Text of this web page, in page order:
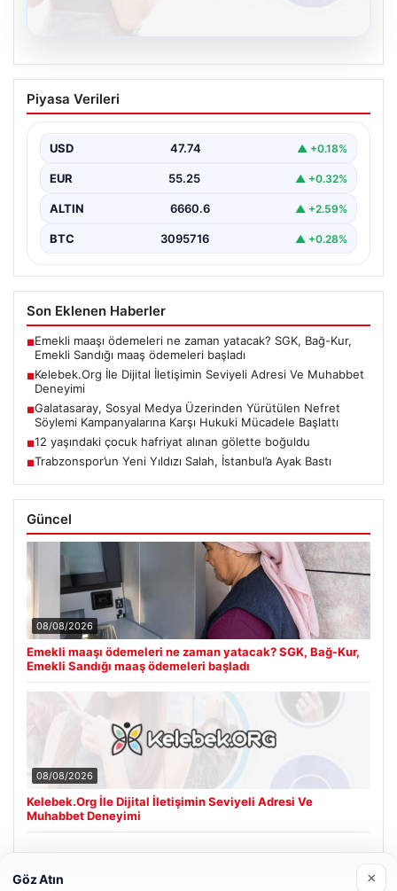
08.08.2026
Kelebek.Org İle Dijital İletişimin
Seviyeli Adresi Ve Muhabbet Deneyimi
kurması ciddi bir değer taşımaktadır. Güncel olarak…
Piyasa Verileri
USD 47.74 ▲ +0.18%
EUR 55.25 ▲ +0.32%
ALTIN 6660.6 ▲ +2.59%
BTC 3095716 ▲ +0.28%
Son Eklenen Haberler
■Emekli maaşı ödemeleri ne zaman yatacak? SGK, Bağ-Kur,
Emekli Sandığı maaş ödemeleri başladı
■Kelebek.Org İle Dijital İletişimin Seviyeli Adresi Ve Muhabbet
Deneyimi
■Galatasaray, Sosyal Medya Üzerinden Yürütülen Nefret
Söylemi Kampanyalarına Karşı Hukuki Mücadele Başlattı
■12 yaşındaki çocuk hafriyat alınan gölette boğuldu
■Trabzonspor’un Yeni Yıldızı Salah, İstanbul’a Ayak Bastı
Güncel
08/08/2026
Emekli maaşı ödemeleri ne zaman yatacak? SGK, Bağ-Kur,
Emekli Sandığı maaş ödemeleri başladı
08/08/2026
Kelebek.Org İle Dijital İletişimin Seviyeli Adresi Ve
Muhabbet Deneyimi
Son Eklenen Firmalar
Göz Atın ×